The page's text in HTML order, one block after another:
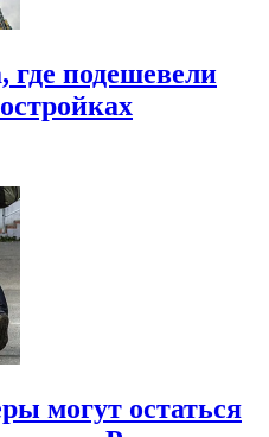
где подешевели
могут остаться